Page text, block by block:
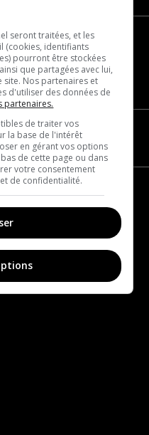
seront traitées, et les
(cookies, identifiants
pourront être stockées
que partagées avec lui,
site. Nos partenaires et
d'utiliser des données de
partenaires.
de traiter vos
la base de l'intérêt
en gérant vos options
de cette page ou dans
votre consentement
de confidentialité.